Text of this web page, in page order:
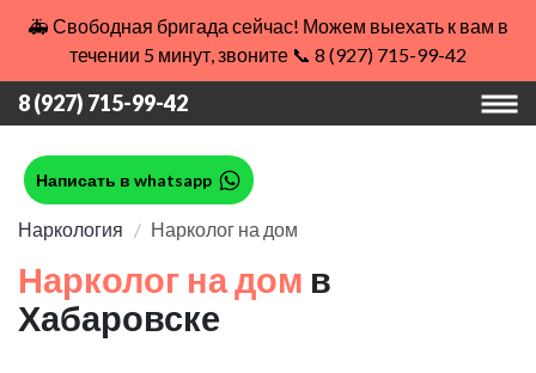
🚑 Свободная бригада сейчас! Можем выехать к вам в
течении 5 минут, звоните 📞 8 (927) 715-99-42
8 (927) 715-99-42
Написать в whatsapp
Наркология Нарколог на дом
Нарколог на дом в
Хабаровске